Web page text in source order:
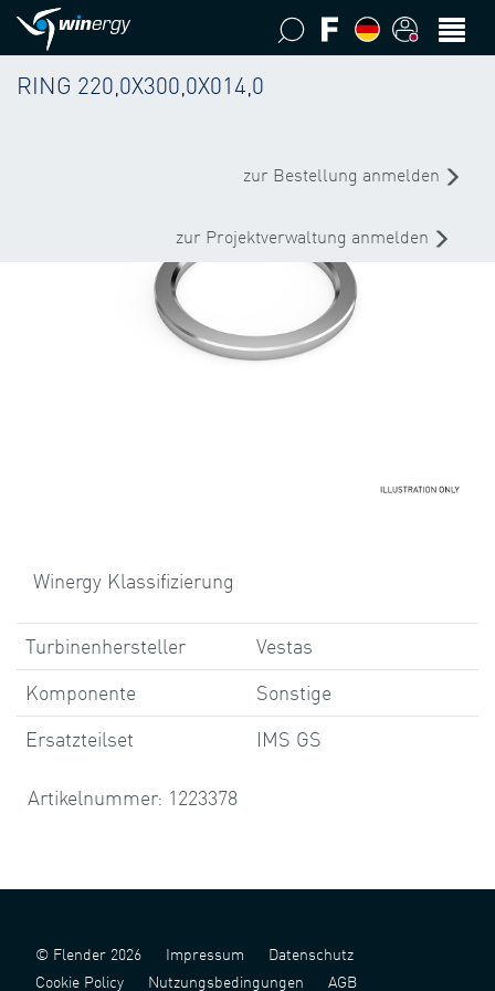
RING 220,0X300,0X014,0
zur Bestellung anmelden
zur Projektverwaltung anmelden
Winergy Klassifizierung
Turbinenhersteller
Vestas
Komponente
Sonstige
Ersatzteilset
IMS GS
Artikelnummer: 1223378
© Flender 2026 Impressum
Datenschutz
Cookie Policy
Nutzungsbedingungen AGB